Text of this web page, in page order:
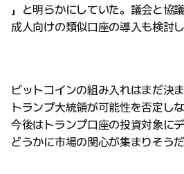
」と明らかにしていた。議会と協議
成人向けの類似口座の導入も検討
ビットコインの組み入れはまだ決
トランプ大統領が可能性を否定し
今後はトランプ口座の投資対象に
どうかに市場の関心が集まりそうだ